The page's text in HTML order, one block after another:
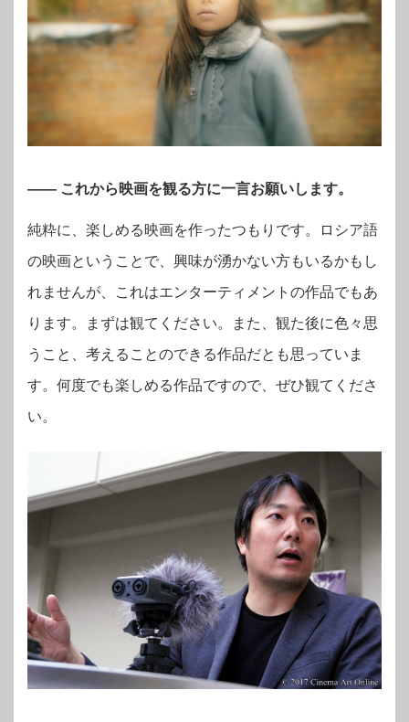
―― これから映画を観る方に一言お願いします。
純粋に、楽しめる映画を作ったつもりです。ロシア語
の映画ということで、興味が湧かない方もいるかもし
れませんが、これはエンターティメントの作品でもあ
ります。まずは観てください。また、観た後に色々思
うこと、考えることのできる作品だとも思っていま
す。何度でも楽しめる作品ですので、ぜひ観てくださ
い。